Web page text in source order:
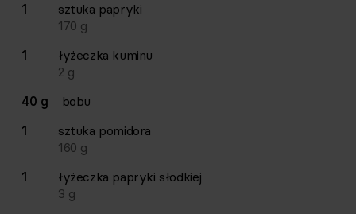
1
sztuka papryki
170 g
1
łyżeczka kuminu
2 g
40 g
bobu
1
sztuka pomidora
160 g
1
łyżeczka papryki słodkiej
3 g